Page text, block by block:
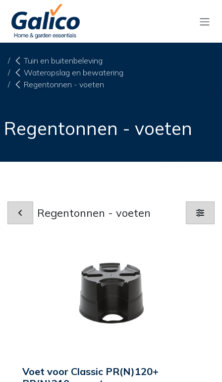
Overslaan naar inhoud
Tuin en buitenbeleving
Wateropslag en bewatering
Regentonnen - voeten
Regentonnen - voeten
Regentonnen - voeten
Voet voor Classic PR(N)120+